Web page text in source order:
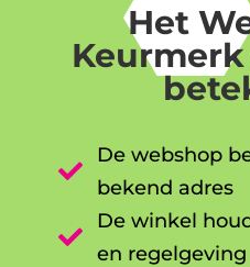
Het

De webshop
bekend adres

De winkel
en regelgeving